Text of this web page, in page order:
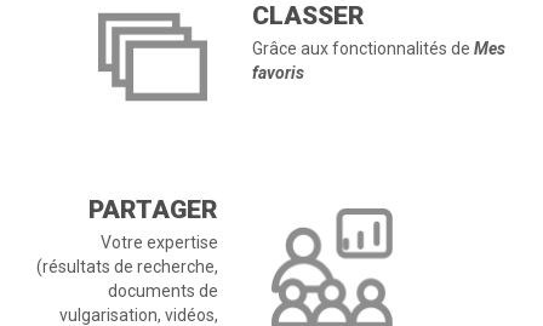
CLASSER
Grâce aux fonctionnalités de Mes
favoris
PARTAGER
Votre expertise
(résultats de recherche,
documents de
vulgarisation, vidéos,